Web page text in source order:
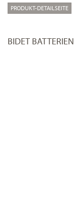
PRODUKT-DETAILSEITE
BIDET BATTERIEN